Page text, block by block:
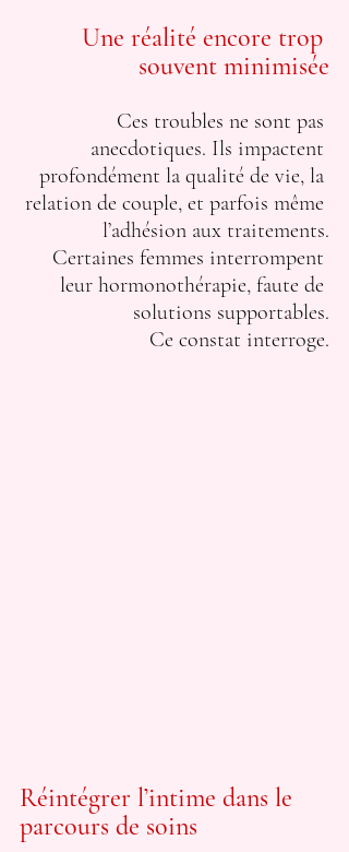
Une réalité encore trop
souvent minimisée
Ces troubles ne sont pas
anecdotiques. Ils impactent
profondément la qualité de vie, la
relation de couple, et parfois même
l’adhésion aux traitements.
Certaines femmes interrompent
leur hormonothérapie, faute de
solutions supportables.
Ce constat interroge.
Réintégrer l’intime dans le
parcours de soins